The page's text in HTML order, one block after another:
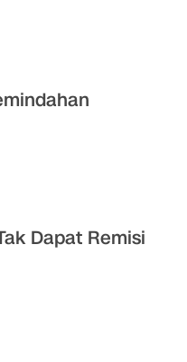
Dapat Remisi